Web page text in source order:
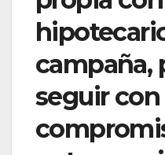
campaña,
seguir con